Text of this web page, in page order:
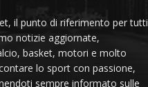
il punto di riferimento per tutti
notizie aggiornate,
basket, motori e molto
lo sport con passione,
sempre informato sulle